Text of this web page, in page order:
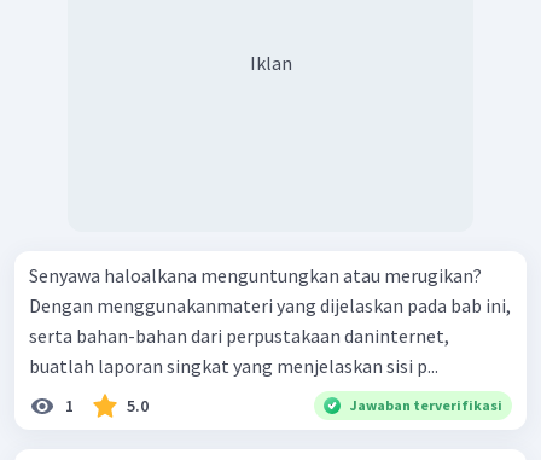
Iklan
Senyawa haloalkana menguntungkan atau merugikan?
Dengan menggunakanmateri yang dijelaskan pada bab ini,
serta bahan-bahan dari perpustakaan daninternet,
buatlah laporan singkat yang menjelaskan sisi p...
1 5.0 Jawaban terverifikasi